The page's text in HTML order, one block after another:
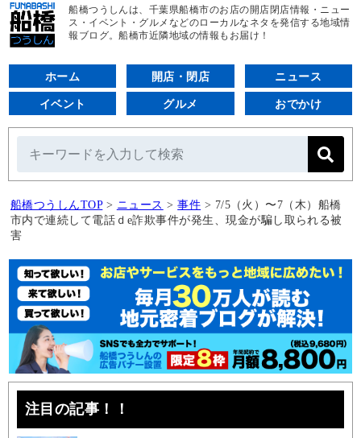
船橋つうしんは、千葉県船橋市のお店の開店閉店情報・ニュー
ス・イベント・グルメなどのローカルなネタを発信する地域情
報ブログ。船橋市近隣地域の情報もお届け！
ホーム 開店・閉店 ニュース
イベント グルメ おでかけ
船橋つうしんTOP > ニュース > 事件 > 7/5（火）〜7（木）船橋
市内で連続して電話ｄe詐欺事件が発生、現金が騙し取られる被
害
注目の記事！！